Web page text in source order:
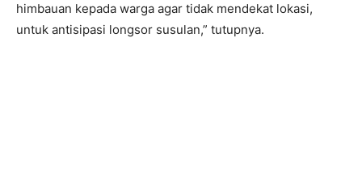
himbauan kepada warga agar tidak mendekat lokasi,
untuk antisipasi longsor susulan,” tutupnya.